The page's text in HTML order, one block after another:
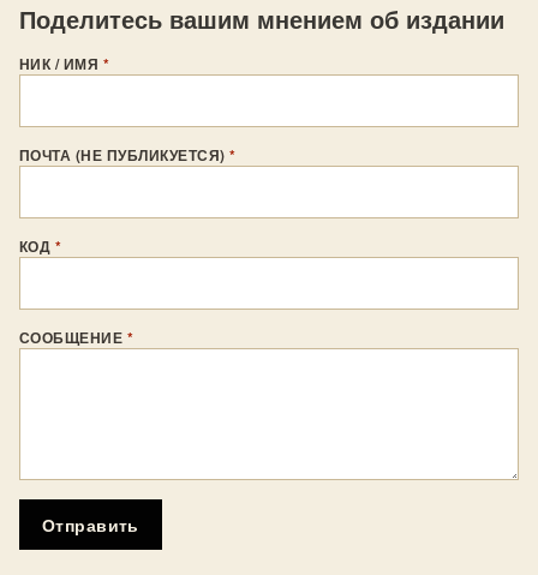
Поделитесь вашим мнением об издании
НИК / ИМЯ *
ПОЧТА (НЕ ПУБЛИКУЕТСЯ)*
КОД *
СООБЩЕНИЕ *
Отправить